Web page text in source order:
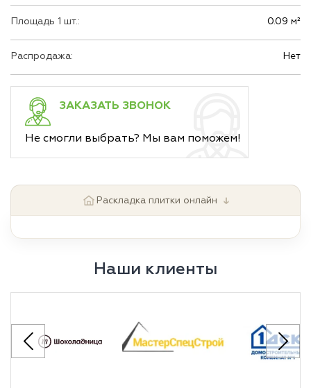
Площадь 1 шт.: 0.09 м²
Распродажа: Нет
ЗАКАЗАТЬ ЗВОНОК
Не смогли выбрать? Мы вам поможем!
Раскладка плитки онлайн ↓
Наши клиенты